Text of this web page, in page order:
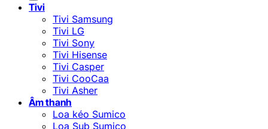
Tivi
Tivi Samsung
Tivi LG
Tivi Sony
Tivi Hisense
Tivi Casper
Tivi CooCaa
Tivi Asher
Âm thanh
Loa kéo Sumico
Loa Sub Sumico